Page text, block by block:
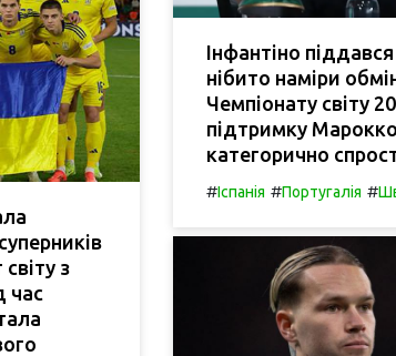
з
час
Інфантіно
нібито наміри
Чемпіонату світу
підтримку
категорично
#Іспанія #Португалія #